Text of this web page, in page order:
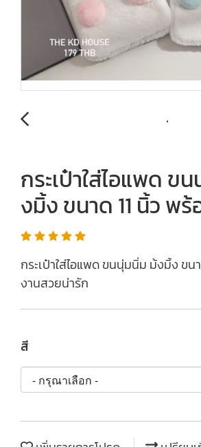
กระเป๋าใส่ไอแพด ข
งมิ้ง ขนาด 11 นิ้ว พ
กระเป๋าใส่ไอแพด ขนนุ่มนิ่ม ม้งมิ้ง ขน
งานสวยน่ารัก
สี